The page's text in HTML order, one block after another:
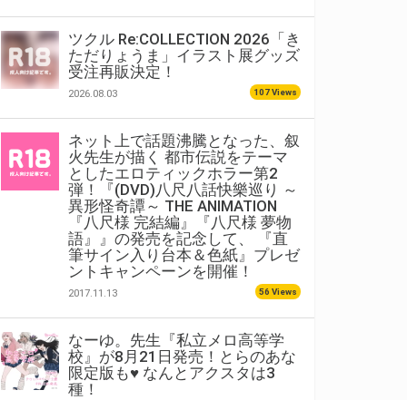
ツクル Re:COLLECTION 2026「き
ただりょうま」イラスト展グッズ
受注再販決定！
2026.08.03 107 Views
ネット上で話題沸騰となった、叙
火先生が描く 都市伝説をテーマ
としたエロティックホラー第2
弾！『(DVD)八尺八話快樂巡り ～
異形怪奇譚～ THE ANIMATION
『八尺様 完結編』『八尺様 夢物
語』』の発売を記念して、 『直
筆サイン入り台本＆色紙』プレゼ
ントキャンペーンを開催！
2017.11.13 56 Views
なーゆ。先生『私立メロ高等学
校』が8月21日発売！とらのあな
限定版も♥ なんとアクスタは3
種！